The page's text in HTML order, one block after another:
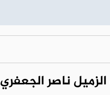
ناصر الجعفري